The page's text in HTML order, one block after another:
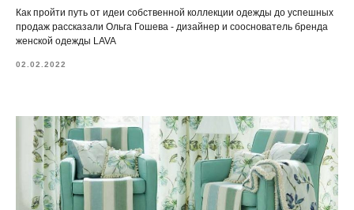
Как пройти путь от идеи собственной коллекции одежды до успешных
продаж рассказали Ольга Гошева - дизайнер и сооснователь бренда
женской одежды LAVA
02.02.2022